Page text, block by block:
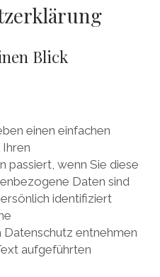
Blick
einen einfachen
passiert, wenn Sie diese
Daten sind
identifiziert
entnehmen
aufgeführten